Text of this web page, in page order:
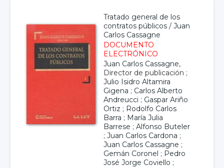
Tratado general de los
contratos públicos / Juan
Carlos Cassagne
DOCUMENTO
ELECTRÓNICO
Juan Carlos Cassagne,
Director de publicación ;
Julio Isidro Altamira
Gigena ; Carlos Alberto
Andreucci ; Gaspar Ariño
Ortiz ; Rodolfo Carlos
Barra ; María Julia
Barrese ; Alfonso Buteler
; Juan Carlos Cardona ;
Juan Carlos Cassagne ;
Gemán Coronel ; Pedro
José Jorge Coviello ;